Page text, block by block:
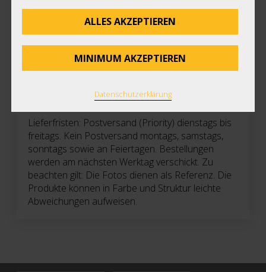
mm, Gross 70 x 70 x 240 mm
Bereich
Lieferfristen: Postversand (Priority) dienstags bis
freitags. Kein Postversand montags, samstags,
sonntags sowie an Feiertagen. Bestellungen
werden am nächsten Werktag verschickt. Zu
beachten gilt: Die Fotos dienen als Referenz. Die
Produkte können in Farbe und Struktur leichte
Abweichungen aufweisen.
ALLES AKZEPTIEREN
MINIMUM AKZEPTIEREN
Datenschutzerklärung